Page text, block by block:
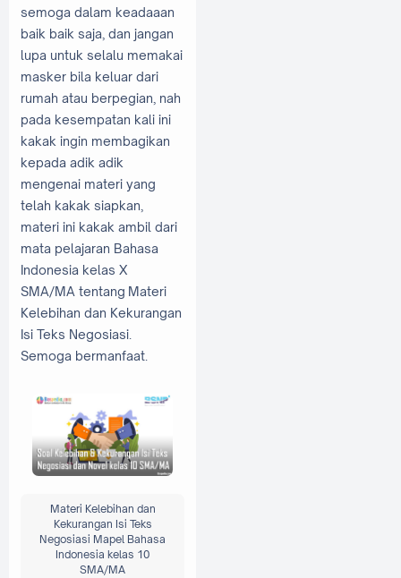
semoga dalam keadaaan
baik baik saja, dan jangan
lupa untuk selalu memakai
masker bila keluar dari
rumah atau berpegian, nah
pada kesempatan kali ini
kakak ingin membagikan
kepada adik adik
mengenai materi yang
telah kakak siapkan,
materi ini kakak ambil dari
mata pelajaran Bahasa
Indonesia kelas X
SMA/MA tentang Materi
Kelebihan dan Kekurangan
Isi Teks Negosiasi.
Semoga bermanfaat.
Materi Kelebihan dan
Kekurangan Isi Teks
Negosiasi Mapel Bahasa
Indonesia kelas 10
SMA/MA